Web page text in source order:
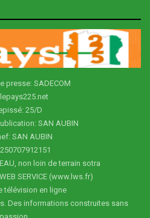
presse: SADECOM
lepays225.net
25/D
SAN AUBIN
SAN AUBIN
non loin de terrain sotra
SERVICE (www.lws.fr)
télévision en ligne
Des informations construites sans